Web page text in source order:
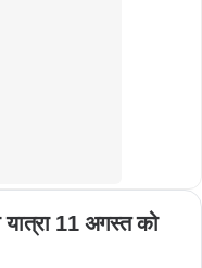
यात्रा 11 अगस्त को